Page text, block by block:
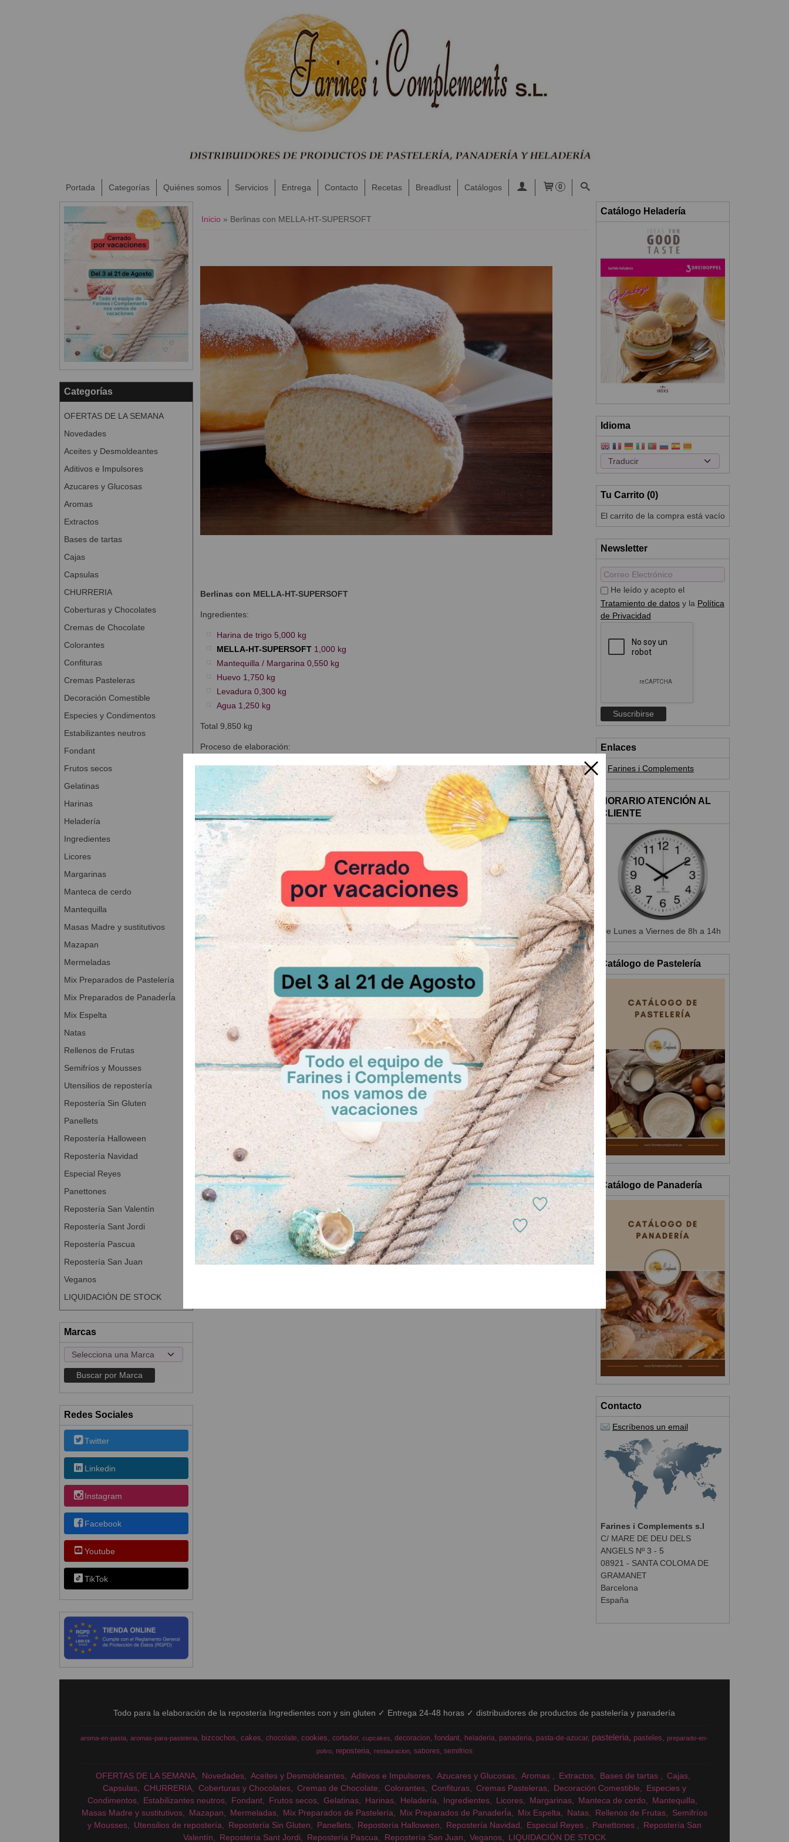
Portada Categorías Quiénes somos Servicios Entrega Contacto Recetas Breadlust Catálogos 0
Categorías
OFERTAS DE LA SEMANA
Novedades
Aceites y Desmoldeantes
Aditivos e Impulsores
Azucares y Glucosas
Aromas
Extractos
Bases de tartas
Cajas
Capsulas
CHURRERIA
Coberturas y Chocolates
Cremas de Chocolate
Colorantes
Confituras
Cremas Pasteleras
Decoración Comestible
Especies y Condimentos
Estabilizantes neutros
Fondant
Frutos secos
Gelatinas
Harinas
Heladería
Ingredientes
Licores
Margarinas
Manteca de cerdo
Mantequilla
Masas Madre y sustitutivos
Mazapan
Mermeladas
Mix Preparados de Pastelería
Mix Preparados de PanaderÍa
Mix Espelta
Natas
Rellenos de Frutas
Semifríos y Mousses
Utensilios de repostería
Repostería Sin Gluten
Panellets
Repostería Halloween
Repostería Navidad
Especial Reyes
Panettones
Repostería San Valentín
Repostería Sant Jordi
Repostería Pascua
Repostería San Juan
Veganos
LIQUIDACIÓN DE STOCK
Marcas
Redes Sociales
Twitter
Linkedin
Instagram
Facebook
Youtube
TikTok
Inicio » Berlinas con MELLA-HT-SUPERSOFT
Berlinas con MELLA-HT-SUPERSOFT
Ingredientes:
Harina de trigo 5,000 kg
MELLA-HT-SUPERSOFT1,000 kg
Mantequilla / Margarina 0,550 kg
Huevo 1,750 kg
Levadura 0,300 kg
Agua 1,250 kg
Total 9,850 kg
Proceso de elaboración:
Amasar los ingredientes hasta conseguir una masa fina y elástica.
Temperatura de la masa: 27 ºC.
Reposo en bloque: 10 minutos.
Dividir la masa en “pastones” de 1,200 kg (para divisoras de 30 piezas x 40 g) y bolear.
Reposo en bola: 15 minutos.
Colocar las piezas en bandejas o telas y aplanar suavemente.
Fermentar durante 75 minutos a 32 ºC y 75% H.R.
Freír a 170 ºC durante 3 – 4 minutos por cada lado y dejar escurrir el aceite.
Una vez frías, espolvorear con azúcar en polvo antihumedad.
Catálogo Heladería
Idioma
Tu Carrito (0)
El carrito de la compra está vacío
Newsletter
He leído y acepto el
Tratamiento de datosy la Política
de Privacidad
Enlaces
Farines i Complements
HORARIO ATENCIÓN AL
CLIENTE
De Lunes a Viernes de 8h a 14h
Catálogo de Pastelería
Catálogo de Panadería
Contacto
Escríbenos un email
Farines i Complements s.l
C/ MARE DE DEU DELS
ANGELS Nº 3 - 5
08921 - SANTA COLOMA DE
GRAMANET
Barcelona
España
Todo para la elaboración de la repostería Ingredientes con y sin gluten ✓ Entrega 24-48 horas ✓ distribuidores de productos de pastelería y panadería
aroma-en-pasta aromas-para-pasteleria bizcochos cakes chocolate cookies cortador cupcakes decoracion fondant heladeria panaderia pasta-de-azucar pasteleria pasteles
preparado-en-
polvo
reposteria restauracion sabores semifrios
OFERTAS DE LA SEMANA Novedades Aceites y Desmoldeantes Aditivos e Impulsores Azucares y Glucosas Aromas Extractos Bases de tartas
Cajas
Capsulas
CHURRERIA Coberturas y Chocolates Cremas de Chocolate Colorantes Confituras Cremas Pasteleras Decoración Comestible
Especies y
Condimentos
Estabilizantes neutros Fondant Frutos secos Gelatinas Harinas Heladería Ingredientes Licores Margarinas Manteca de cerdo
Mantequilla
Masas Madre y sustitutivos
Mazapan Mermeladas Mix Preparados de Pastelería Mix Preparados de PanaderÍa Mix Espelta Natas Rellenos de Frutas
Semifríos
y Mousses
Utensilios de repostería Repostería Sin Gluten Panellets Repostería Halloween Repostería Navidad Especial Reyes Panettones
Repostería San
Valentín
Repostería Sant Jordi Repostería Pascua Repostería San Juan Veganos LIQUIDACIÓN DE STOCK